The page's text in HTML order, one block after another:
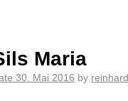
Maria
30. Mai 2016 by reinhard